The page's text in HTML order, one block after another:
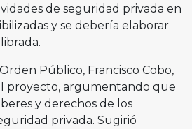
de seguridad privada en
y se debería elaborar
Público, Francisco Cobo,
proyecto, argumentando que
y derechos de los
privada. Sugirió